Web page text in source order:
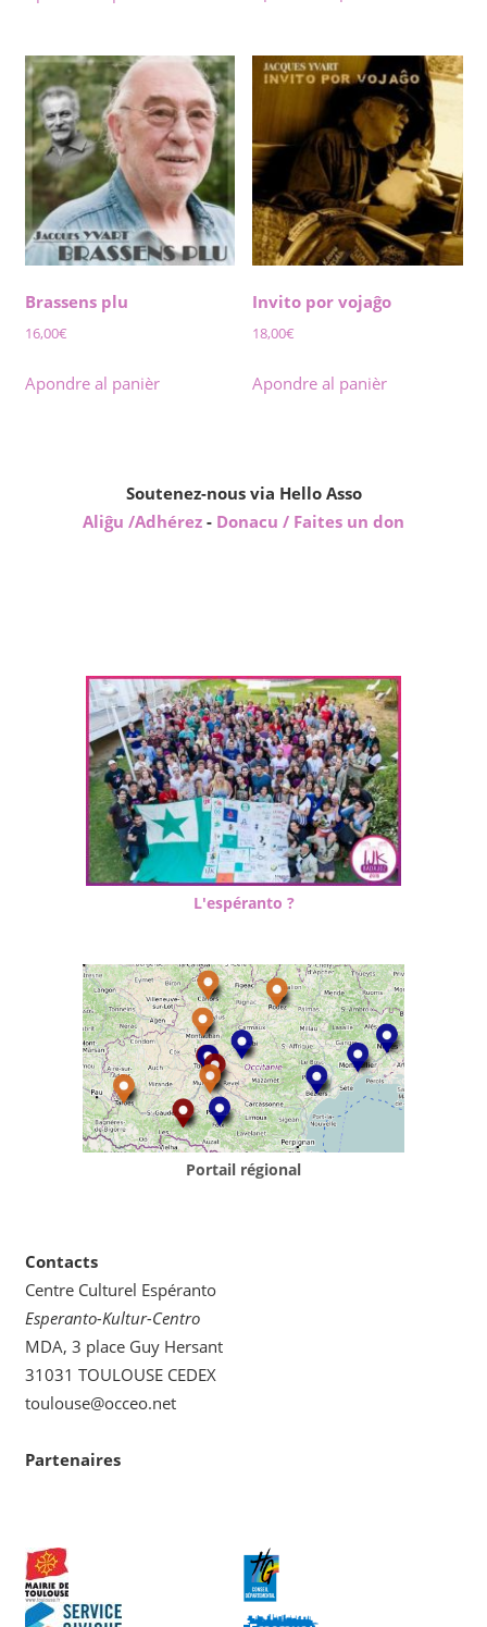
Brassens plu
16,00€
Apondre al panièr
Invito por vojaĝo
18,00€
Apondre al panièr
Soutenez-nous via Hello Asso
Aliĝu /Adhérez - Donacu / Faites un don
L'espéranto ?
Portail régional
Contacts
Centre Culturel Espéranto
Esperanto-Kultur-Centro
MDA, 3 place Guy Hersant
31031 TOULOUSE CEDEX
toulouse@occeo.net
Partenaires